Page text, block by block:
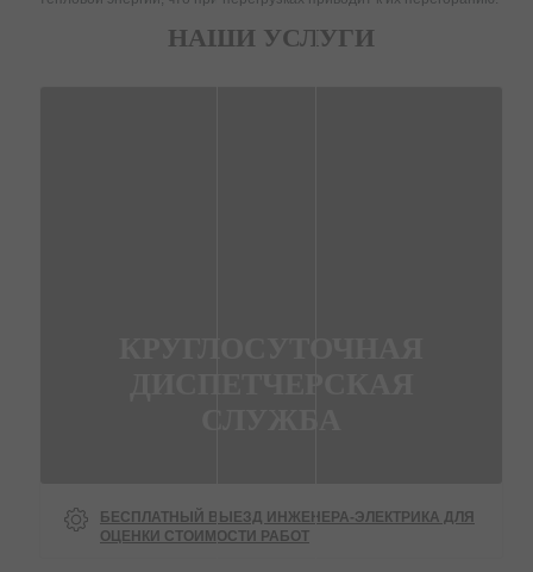
НАШИ УСЛУГИ
БЕСПЛАТНЫЙ ВЫЕЗД ИНЖЕНЕРА-ЭЛЕКТРИКА ДЛЯ
ОЦЕНКИ СТОИМОСТИ РАБОТ